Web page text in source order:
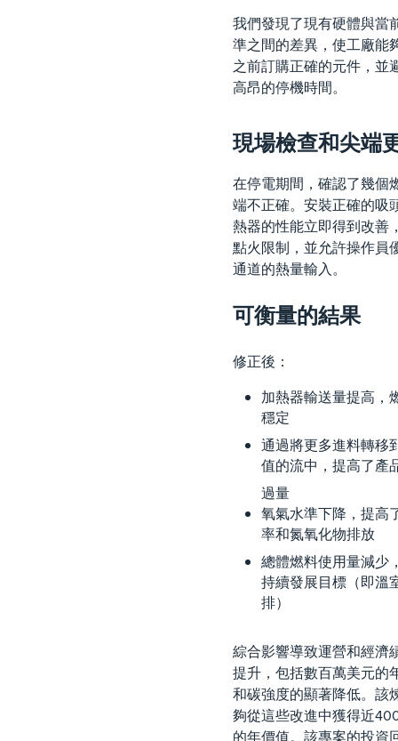
我們發現了現有硬體與當
準之間的差異，使工廠能
之前訂購正確的元件，並
高昂的停機時間。
現場檢查和尖端
在停電期間，確認了幾個
端不正確。安裝正確的吸
熱器的性能立即得到改善
點火限制，並允許操作員
通道的熱量輸入。
可衡量的結果
修正後：
加熱器輸送量提高，
穩定
通過將更多進料轉移
值的流中，提高了產
過量
氧氣水準下降，提高
率和氮氧化物排放
總體燃料使用量減少
持續發展目標（即溫
排）
綜合影響導致運營和經濟
提升，包括數百萬美元的
和碳強度的顯著降低。該
夠從這些改進中獲得近